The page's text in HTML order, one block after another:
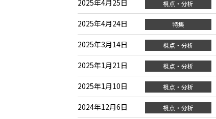
2025年4月25日 視点・分析
2025年4月24日 特集
2025年3月14日 視点・分析
2025年1月21日 視点・分析
2025年1月10日 視点・分析
2024年12月6日 視点・分析